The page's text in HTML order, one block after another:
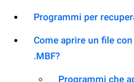
Programmi per
Come aprire un file con
.MBF?
Programmi che